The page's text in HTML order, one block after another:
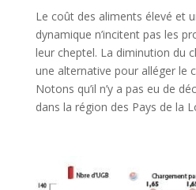
Le coût des aliments élevé et
dynamique n’incitent pas les
leur cheptel. La diminution du
une alternative pour alléger le
Notons qu’il n’y a pas eu de
dans la région des Pays de la